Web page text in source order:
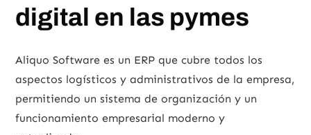
digital en las pymes
Aliquo Software es un ERP que cubre todos los
aspectos logísticos y administrativos de la empresa,
permitiendo un sistema de organización y un
funcionamiento empresarial moderno y